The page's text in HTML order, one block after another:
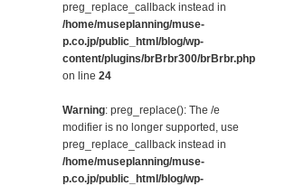
preg_replace_callback instead in
/home/museplanning/muse-
p.co.jp/public_html/blog/wp-
content/plugins/brBrbr300/brBrbr.php
on line 24
Warning: preg_replace(): The /e
modifier is no longer supported, use
preg_replace_callback instead in
/home/museplanning/muse-
p.co.jp/public_html/blog/wp-